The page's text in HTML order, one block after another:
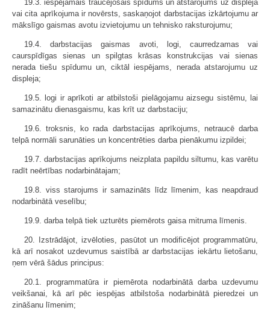
19.3. iespējamais traucējošais spīdums un atstarojums uz displeja
vai cita aprīkojuma ir novērsts, saskaņojot darbstacijas izkārtojumu ar
mākslīgo gaismas avotu izvietojumu un tehnisko raksturojumu;
19.4. darbstacijas gaismas avoti, logi, caurredzamas vai
caurspīdīgas sienas un spilgtas krāsas konstrukcijas vai sienas
nerada tiešu spīdumu un, ciktāl iespējams, nerada atstarojumu uz
displeja;
19.5. logi ir aprīkoti ar atbilstoši pielāgojamu aizsegu sistēmu, lai
samazinātu dienasgaismu, kas krīt uz darbstaciju;
19.6. troksnis, ko rada darbstacijas aprīkojums, netraucē darba
telpā normāli sarunāties un koncentrēties darba pienākumu izpildei;
19.7. darbstacijas aprīkojums neizplata papildu siltumu, kas varētu
radīt neērtības nodarbinātajam;
19.8. viss starojums ir samazināts līdz līmenim, kas neapdraud
nodarbinātā veselību;
19.9. darba telpā tiek uzturēts piemērots gaisa mitruma līmenis.
20. Izstrādājot, izvēloties, pasūtot un modificējot programmatūru,
kā arī nosakot uzdevumus saistībā ar darbstacijas iekārtu lietošanu,
ņem vērā šādus principus:
20.1. programmatūra ir piemērota nodarbinātā darba uzdevumu
veikšanai, kā arī pēc iespējas atbilstoša nodarbinātā pieredzei un
zināšanu līmenim;